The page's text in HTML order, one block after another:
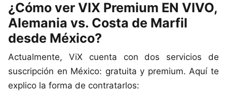
¿Cómo ver VIX Premium EN VIVO,
Alemania vs. Costa de Marfil
desde México?
Actualmente, ViX cuenta con dos servicios de
suscripción en México: gratuita y premium. Aquí te
explico la forma de contratarlos: